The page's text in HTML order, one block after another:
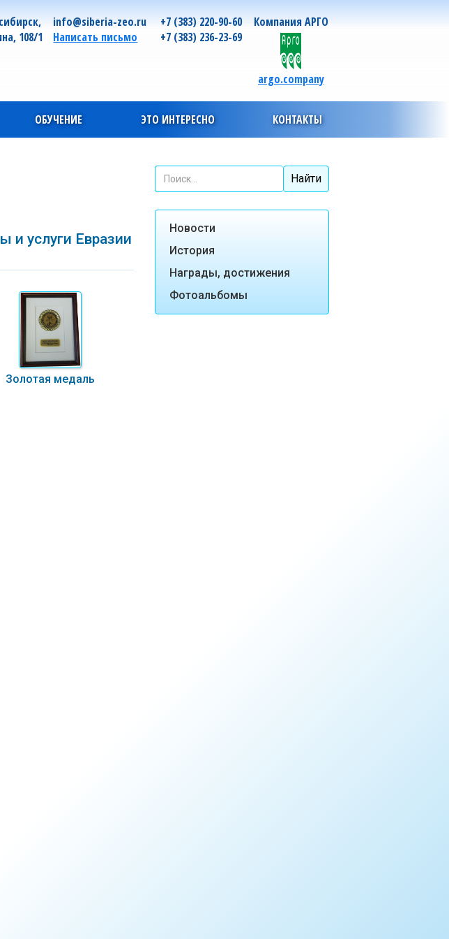
108/1
info@siberia-zeo.ru
Написать письмо
+7 (383) 220-90-60
+7 (383) 236-23-69
Компания АРГО
argo.company
ОБУЧЕНИЕ ЭТО ИНТЕРЕСНО КОНТАКТЫ
и услуги Евразии
Золотая медаль
Новости
История
Награды, достижения
Фотоальбомы